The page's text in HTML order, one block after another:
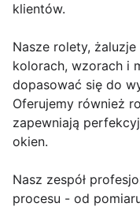
klientów.
Nasze rolety,
kolorach, wzorach i
dopasować się do
Oferujemy również
zapewniają
okien.
Nasz zespół
procesu - od